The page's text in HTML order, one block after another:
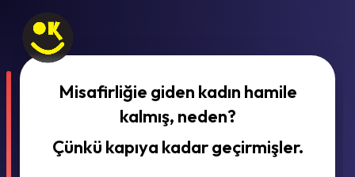
Misafirliğie giden kadın hamile
kalmış, neden?
Çünkü kapıya kadar geçirmişler.